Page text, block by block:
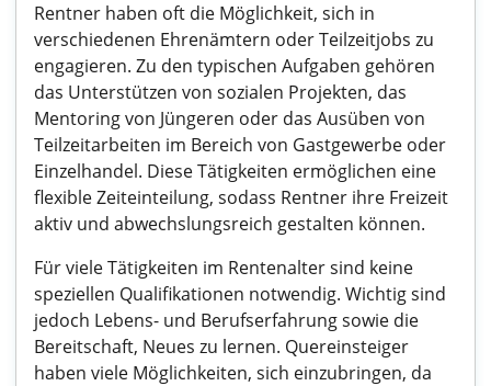
Rentner haben oft die Möglichkeit, sich in
verschiedenen Ehrenämtern oder Teilzeitjobs zu
engagieren. Zu den typischen Aufgaben gehören
das Unterstützen von sozialen Projekten, das
Mentoring von Jüngeren oder das Ausüben von
Teilzeitarbeiten im Bereich von Gastgewerbe oder
Einzelhandel. Diese Tätigkeiten ermöglichen eine
flexible Zeiteinteilung, sodass Rentner ihre Freizeit
aktiv und abwechslungsreich gestalten können.
Für viele Tätigkeiten im Rentenalter sind keine
speziellen Qualifikationen notwendig. Wichtig sind
jedoch Lebens- und Berufserfahrung sowie die
Bereitschaft, Neues zu lernen. Quereinsteiger
haben viele Möglichkeiten, sich einzubringen, da